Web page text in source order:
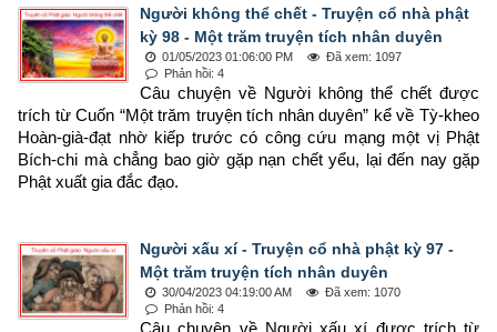
Người không thể chết - Truyện cổ nhà phật
kỳ 98 - Một trăm truyện tích nhân duyên
01/05/2023 01:06:00 PM
Đã xem: 1097
Phản hồi: 4
Câu chuyện về Người không thể chết được
trích từ Cuốn “Một trăm truyện tích nhân duyên” kể về Tỳ-kheo
Hoàn-già-đạt nhờ kiếp trước có công cứu mạng một vị Phật
Bích-chi mà chẳng bao giờ gặp nạn chết yểu, lại đến nay gặp
Phật xuất gia đắc đạo.
Người xấu xí - Truyện cổ nhà phật kỳ 97 -
Một trăm truyện tích nhân duyên
30/04/2023 04:19:00 AM
Đã xem: 1070
Phản hồi: 4
Câu chuyện về Người xấu xí được trích từ